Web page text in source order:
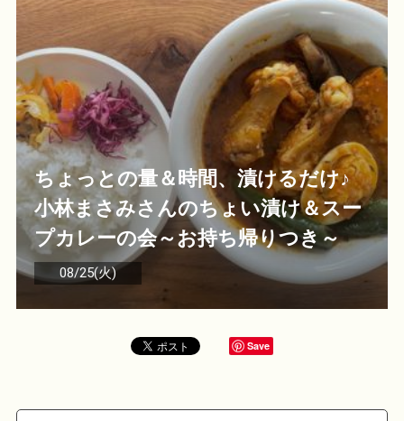
ちょっとの量＆時間、漬けるだけ♪
小林まさみさんのちょい漬け＆スー
プカレーの会～お持ち帰りつき～
08/25(火)
Save